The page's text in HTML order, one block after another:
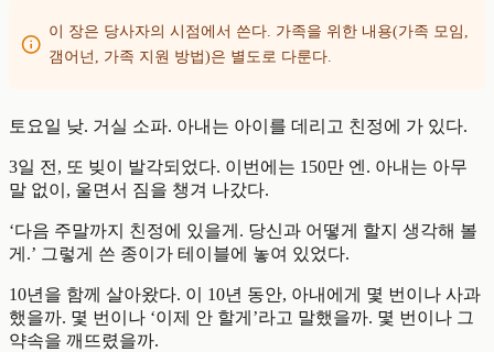
이 장은 당사자의 시점에서 쓴다. 가족을 위한 내용(가족 모임,
갬어넌, 가족 지원 방법)은 별도로 다룬다.
토요일 낮. 거실 소파. 아내는 아이를 데리고 친정에 가 있다.
3일 전, 또 빚이 발각되었다. 이번에는 150만 엔. 아내는 아무
말 없이, 울면서 짐을 챙겨 나갔다.
‘다음 주말까지 친정에 있을게. 당신과 어떻게 할지 생각해 볼
게.’ 그렇게 쓴 종이가 테이블에 놓여 있었다.
10년을 함께 살아왔다. 이 10년 동안, 아내에게 몇 번이나 사과
했을까. 몇 번이나 ‘이제 안 할게’라고 말했을까. 몇 번이나 그
약속을 깨뜨렸을까.